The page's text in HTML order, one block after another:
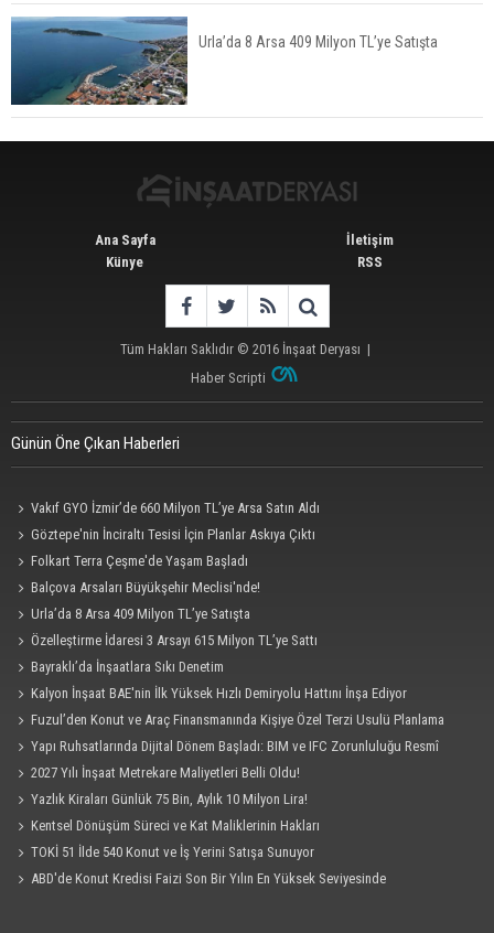
Konut Satışları Güçlü Seyrini Korudu Yabancıya
Satış Geriledi
Urla’da 8 Arsa 409 Milyon TL’ye Satışta
Ana Sayfa
Künye
İletişim
RSS
Tüm Hakları Saklıdır © 2016 İnşaat Deryası |
Haber Scripti
Günün Öne Çıkan Haberleri
Vakıf GYO İzmir’de 660 Milyon TL’ye Arsa Satın Aldı
Göztepe'nin İnciraltı Tesisi İçin Planlar Askıya Çıktı
Folkart Terra Çeşme'de Yaşam Başladı
Balçova Arsaları Büyükşehir Meclisi'nde!
Urla’da 8 Arsa 409 Milyon TL’ye Satışta
Özelleştirme İdaresi 3 Arsayı 615 Milyon TL’ye Sattı
Bayraklı’da İnşaatlara Sıkı Denetim
Kalyon İnşaat BAE'nin İlk Yüksek Hızlı Demiryolu Hattını İnşa Ediyor
Fuzul’den Konut ve Araç Finansmanında Kişiye Özel Terzi Usulü Planlama
Yapı Ruhsatlarında Dijital Dönem Başladı: BIM ve IFC Zorunluluğu Resmî
Gazete'de
2027 Yılı İnşaat Metrekare Maliyetleri Belli Oldu!
Yazlık Kiraları Günlük 75 Bin, Aylık 10 Milyon Lira!
Kentsel Dönüşüm Süreci ve Kat Maliklerinin Hakları
TOKİ 51 İlde 540 Konut ve İş Yerini Satışa Sunuyor
ABD'de Konut Kredisi Faizi Son Bir Yılın En Yüksek Seviyesinde